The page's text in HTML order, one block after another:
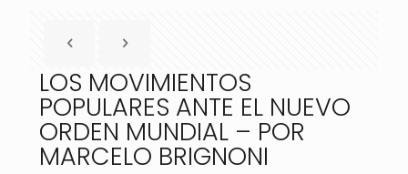
LOS MOVIMIENTOS
POPULARES ANTE EL NUEVO
ORDEN MUNDIAL – POR
MARCELO BRIGNONI